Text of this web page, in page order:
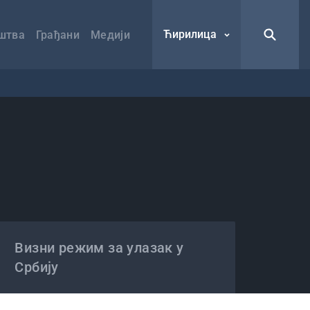
Грађани Медији Ћирилица
Визни режим за улазак у
Србију